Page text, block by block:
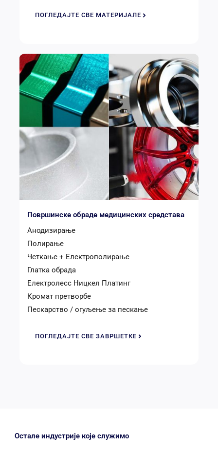
ПОГЛЕДАЈТЕ СВЕ МАТЕРИЈАЛЕ
Површинске обраде медицинских средстава
Анодизирање
Полирање
Четкање + Електрополирање
Глатка обрада
Електролесс Ницкел Платинг
Кромат претворбе
Пескарство / огуљење за пескање
ПОГЛЕДАЈТЕ СВЕ ЗАВРШЕТКЕ
Остале индустрије које служимо